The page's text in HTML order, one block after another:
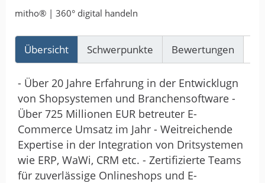
mitho® | 360° digital handeln
Übersicht Schwerpunkte Bewertungen
- Über 20 Jahre Erfahrung in der Entwicklugn
von Shopsystemen und Branchensoftware -
Über 725 Millionen EUR betreuter E-
Commerce Umsatz im Jahr - Weitreichende
Expertise in der Integration von Dritsystemen
wie ERP, WaWi, CRM etc. - Zertifizierte Teams
für zuverlässige Onlineshops und E-